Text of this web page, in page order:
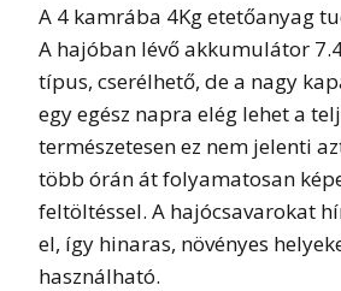
A 4 kamrába 4Kg etetőanyag
A hajóban lévő akkumulátor
típus, cserélhető, de a nagy
egy egész napra elég lehet a
természetesen ez nem jelenti
több órán át folyamatosan
feltöltéssel. A hajócsavarokat
el, így hinaras, növényes
használható.